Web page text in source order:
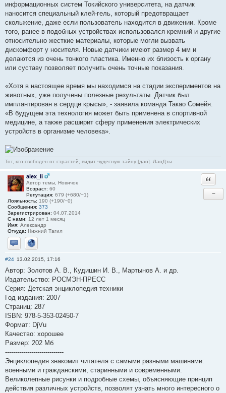
информационных систем Токийского университета, на датчик
наносится специальный клей-гель, который предотвращает
скольжение, даже если пользователь находится в движении. Кроме
того, ранее в подобных устройствах использовался кремний и другие
относительно жесткие материалы, которые могли вызвать
дискомфорт у носителя. Новые датчики имеют размер 4 мм и
делаются из очень тонкого пластика. Именно их близость к органу
или суставу позволяет получить очень точные показания.
«Хотя в настоящее время мы находимся на стадии экспериментов на
животных, уже получены полезные результаты. Датчик был
имплантирован в сердце крысы», - заявила команда Такао Сомейя.
«В будущем эта технология может быть применена в спортивной
медицине, а также расширит сферу применения электрических
устройств в организме человека».
Тот, кто свободен от страстей, видит чудесную тайну [дао]. ЛаоДзы
alex_li
Автор темы, Новичок
Возраст: 60
Репутация: 679 (+680/−1)
Лояльность: 190 (+190/−0)
Сообщения: 373
Зарегистрирован: 04.07.2014
С нами: 12 лет 1 месяц
Имя: Александр
Откуда: Нижний Тагил
Отправить личное сообщение
Сайт
−
#24 13.02.2015, 17:16
Автор: Золотов А. В., Кудишин И. В., Мартынов А. и др.
Издательство: РОСМЭН-ПРЕСС
Серия: Детская энциклопедия техники
Год издания: 2007
Страниц: 287
ISBN: 978-5-353-02450-7
Формат: DjVu
Качество: хорошее
Размер: 202 Мб
-----------------------------
Энциклопедия знакомит читателя с самыми разными машинами:
военными и гражданскими, старинными и современными.
Великолепные рисунки и подробные схемы, объясняющие принцип
действия различных устройств, позволят узнать много интересного о